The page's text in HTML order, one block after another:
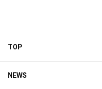
TOP
NEWS